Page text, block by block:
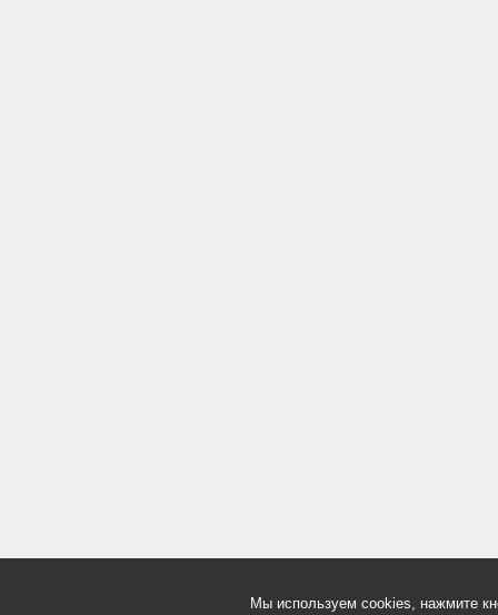
Мы используем cookies, нажмите